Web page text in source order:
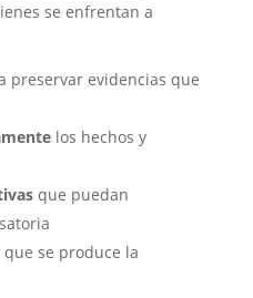
se enfrentan a
preservar evidencias que
los hechos y
que puedan
que se produce la